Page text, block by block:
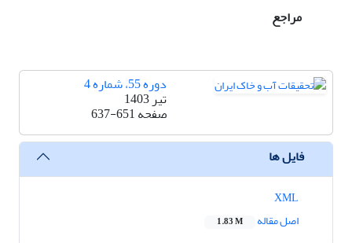
مراجع
دوره 55، شماره 4
تیر 1403
صفحه637-651
فایل ها
اصل مقاله
1.83 M